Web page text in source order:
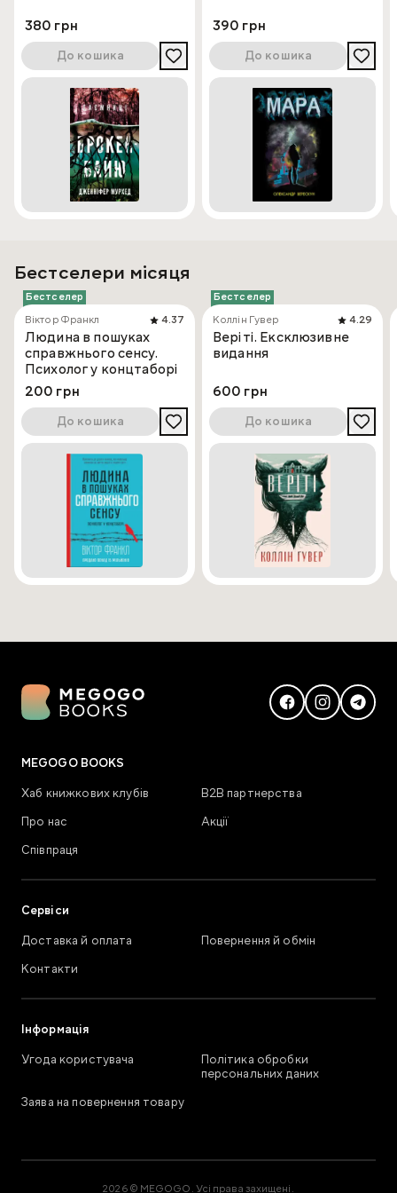
380 грн
До кошика
390 грн
До кошика
Бестселери місяця
Бестселер
Віктор Франкл
4.37
Людина в пошуках
справжнього сенсу.
Психолог у концтаборі
200 грн
До кошика
Бестселер
Коллін Гувер
4.29
Веріті. Ексклюзивне
видання
600 грн
До кошика
MEGOGO BOOKS
Хаб книжкових клубів
В2В партнерства
Про нас
Акції
Співпраця
Сервіси
Доставка й оплата
Повернення й обмін
Контакти
Інформація
Угода користувача
Політика обробки
персональних даних
Заява на повернення товару
2026 © MEGOGO. Усі права захищені.